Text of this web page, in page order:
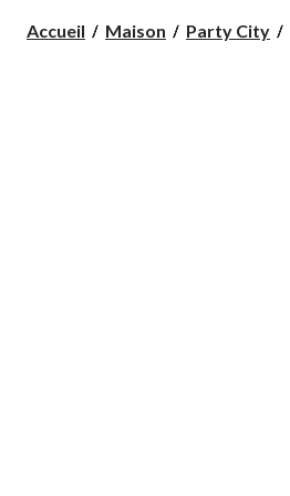
Accueil Maison Party City